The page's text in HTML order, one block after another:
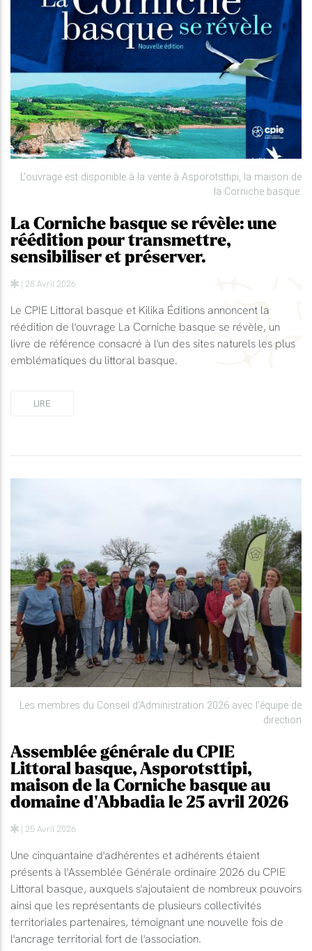
L'ouvrage est disponible à la vente à Asporotsttipi, la maison de
la Corniche basque.
La Corniche basque se révèle: une
réédition pour transmettre,
sensibiliser et préserver.
| 28 Avril 2026
Le CPIE Littoral basque et Kilika Éditions annoncent la
réédition de l'ouvrage La Corniche basque se révèle, un
livre de référence consacré à l'un des sites naturels les plus
emblématiques du littoral basque.
LIRE
Les membres du Conseil d'Administration 2026 avec l'équipe de
direction
Assemblée générale du CPIE
Littoral basque, Asporotsttipi,
maison de la Corniche basque au
domaine d'Abbadia le 25 avril 2026
| 25 Avril 2026
Une cinquantaine d'adhérentes et adhérents étaient
présents à l'Assemblée Générale ordinaire 2026 du CPIE
Littoral basque, auxquels s'ajoutaient de nombreux pouvoirs
ainsi que les représentants de plusieurs collectivités
territoriales partenaires, témoignant une nouvelle fois de
l'ancrage territorial fort de l'association.